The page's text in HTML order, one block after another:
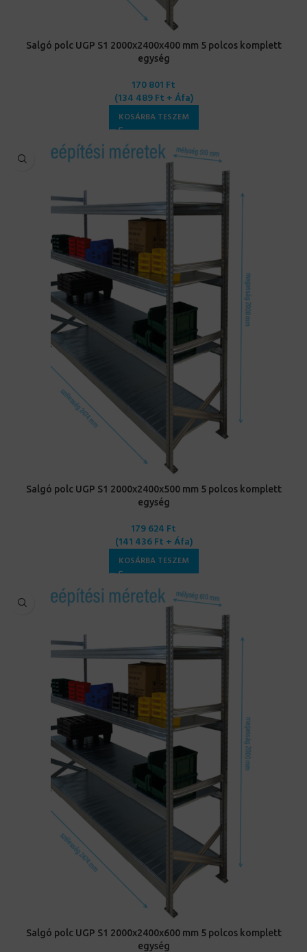
Salgó polc UGP S1 2000x2400x400 mm 5 polcos komplett
egység
170 801 Ft
(134 489Ft + Áfa)
KOSÁRBA TESZEM
Salgó polc UGP S1 2000x2400x500 mm 5 polcos komplett
egység
179 624 Ft
(141 436Ft + Áfa)
KOSÁRBA TESZEM
Salgó polc UGP S1 2000x2400x600 mm 5 polcos komplett
egység